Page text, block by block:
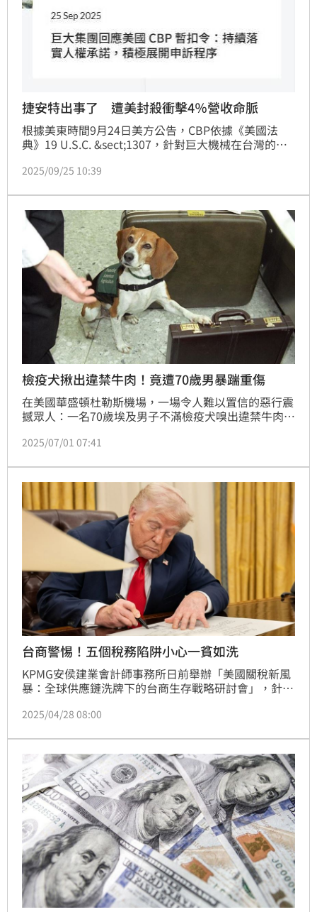
捷安特出事了 遭美封殺衝擊4％營收命脈
根據美東時間9月24日美方公告，CBP依據《美國法
典》19 U.S.C. &sect;1307，針對巨大機械在台灣的製
其存在「強迫勞動疑慮」，即刻禁止進口美國。巨大今
2025/09/25 10:39
檢疫犬揪出違禁牛肉！竟遭70歲男暴踹重傷
在美國華盛頓杜勒斯機場，一場令人難以置信的惡行震
撼眾人：一名70歲埃及男子不滿檢疫犬嗅出違禁牛肉，
骨挫傷、全身瘀青，身形騰空撞擊地面，傷勢慘烈。
2025/07/01 07:41
台商警惕！五個稅務陷阱小心一貧如洗
KPMG安侯建業會計師事務所日前舉辦「美國關稅新風
暴：全球供應鏈洗牌下的台商生存戰略研討會」，針對
（CBP）對進口產品的查核認定將更為嚴格，特別注意
三大申報環節。
2025/04/28 08:00